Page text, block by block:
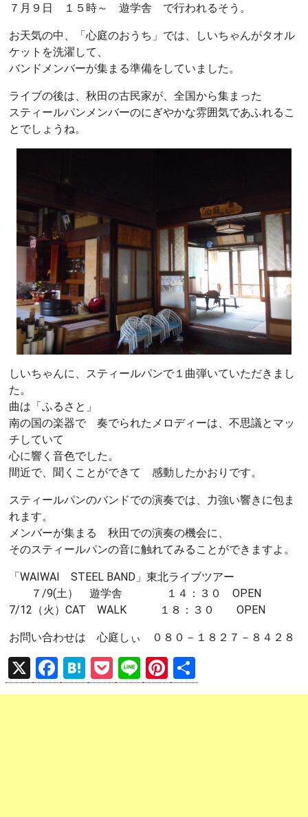
７月９日 １５時～ 遊学舎 で行われるそう。
お天気の中、「心庭のおうち」では、しいちゃんがタオル
ケットを洗濯して、
バンドメンバーが集まる準備をしていました。
ライブの後は、秋田の古民家が、全国から集まった
スティールパンメンバーのにぎやかな雰囲気であふれるこ
とでしょうね。
しいちゃんに、スティールパンで１曲弾いていただきまし
た。
曲は「ふるさと」
南の国の楽器で 奏でられたメロディーは、不思議とマッ
チしていて
心に響く音色でした。
間近で、聞くことができて 感動したかおりです。
スティールパンのバンドでの演奏では、力強い響きに包ま
れます。
メンバーが集まる 秋田での演奏の機会に、
そのスティールパンの音に触れてみることができますよ。
「WAIWAI STEEL BAND」東北ライブツアー
７/9(土） 遊学舎 １４：３０ OPEN
7/12（火）CAT WALK １８：３０ OPEN
お問い合わせは 心庭しぃ ０８０－１８２７－８４２８
X
F
a
H
at
P
o
Li
n
Pi
nt 有